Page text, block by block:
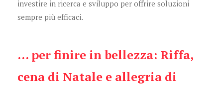
investire in ricerca e sviluppo per offrire soluzioni
sempre più efficaci.
… per finire in bellezza: Riffa,
cena di Natale e allegria di